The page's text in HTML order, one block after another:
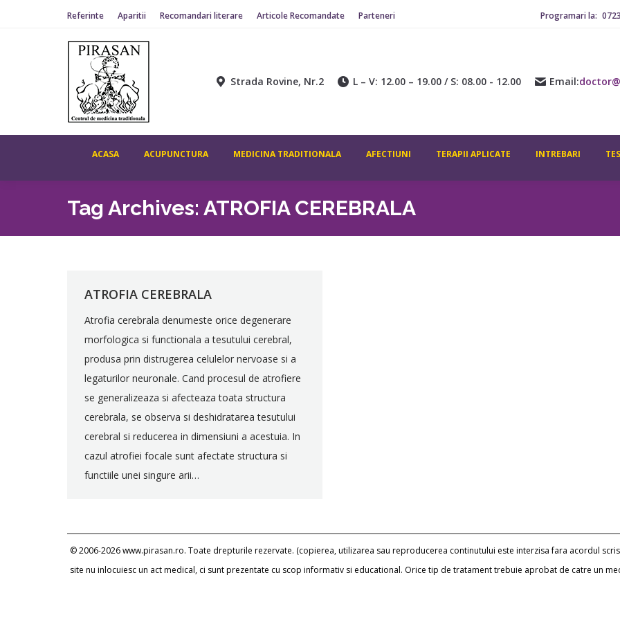
Referinte Aparitii Recomandari literare Articole Recomandate Parteneri Programari la:
Strada Rovine, Nr.2 L – V: 12.00 – 19.00 / S: 08.00 - 12.00 Email:
ACASA ACUPUNCTURA MEDICINA TRADITIONALA AFECTIUNI TERAPII APLICATE INTREBARI
Tag Archives: ATROFIA CEREBRALA
ATROFIA CEREBRALA
Atrofia cerebrala denumeste orice degenerare
morfologica si functionala a tesutului cerebral,
produsa prin distrugerea celulelor nervoase si a
legaturilor neuronale. Cand procesul de atrofiere
se generalizeaza si afecteaza toata structura
cerebrala, se observa si deshidratarea tesutului
cerebral si reducerea in dimensiuni a acestuia. In
cazul atrofiei focale sunt afectate structura si
functiile unei singure arii…
© 2006-2026 www.pirasan.ro. Toate drepturile rezervate. (copierea, utilizarea sau reproducerea continutului este interzisa fara acordul
site nu inlocuiesc un act medical, ci sunt prezentate cu scop informativ si educational. Orice tip de tratament trebuie aprobat de catre un